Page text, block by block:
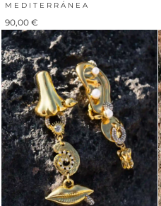
MEDITERRÁNEA
90,00 €